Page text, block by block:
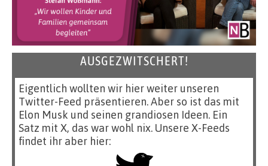
AUSGEZWITSCHERT!
Eigentlich wollten wir hier weiter unseren
Twitter-Feed präsentieren. Aber so ist das mit
Elon Musk und seinen grandiosen Ideen. Ein
Satz mit X, das war wohl nix. Unsere X-Feeds
findet ihr aber hier: